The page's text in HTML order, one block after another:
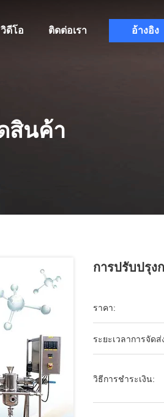
วิดีโอ ติดต่อเรา อ้างอิง
สินค้า
การปรับปรุง
ราคา:
ระยะเวลาการจัดส่
วิธีการชำระเงิน: